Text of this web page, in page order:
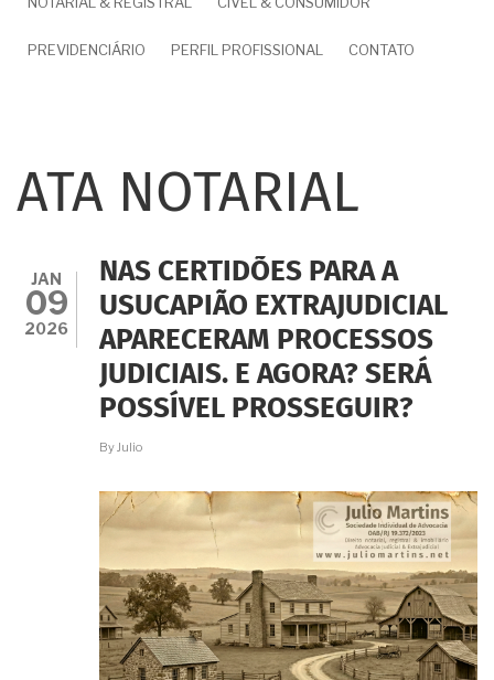
PREVIDENCIÁRIO PERFIL PROFISSIONAL CONTATO
ATA NOTARIAL
JAN
09
2026
NAS CERTIDÕES PARA A
USUCAPIÃO EXTRAJUDICIAL
APARECERAM PROCESSOS
JUDICIAIS. E AGORA? SERÁ
POSSÍVEL PROSSEGUIR?
By Julio